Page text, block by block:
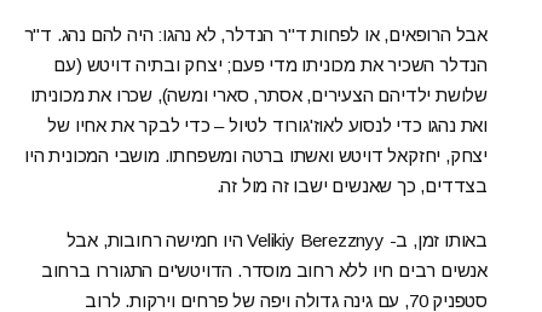
אבל הרופאים, או לפחות ד"ר הנדלר, לא נהגו: היה להם נהג. ד"ר
הנדלר השכיר את מכוניתו מדי פעם; יצחק ובתיה דויטש (עם
שלושת ילדיהם הצעירים, אסתר, סארי ומשה), שכרו את מכוניתו
ואת נהגו כדי לנסוע לאוז'גורוד לטיול – כדי לבקר את אחיו של
יצחק, יחזקאל דויטש ואשתו ברטה ומשפחתו. מושבי המכונית היו
בצדדים, כך שאנשים ישבו זה מול זה.
באותו זמן, ב- Velikiy Berezznyy היו חמישה רחובות, אבל
אנשים רבים חיו ללא רחוב מוסדר. הדויטש'ים התגוררו ברחוב
סטפניק 70, עם גינה גדולה ויפה של פרחים וירקות. לרוב